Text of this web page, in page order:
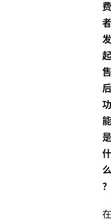
费
者
发
起
售
后
功
能
是
什
么
？
在